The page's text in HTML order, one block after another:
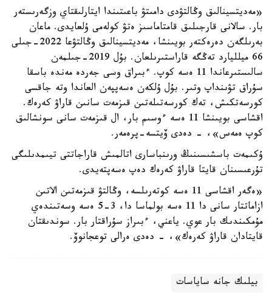
«مەديتسينالىق وڭالتۋدى دامىتۋ باعىتىندا ايتارلىقتاي وزگەرىستەر
بار. سالانى قارجىلىق قامتاماسىز ەتۋ كولەمى ۇلعايدى. ماعان
بەرىلگەن دەرەكتەر بويىنشا، مەديتسينالىق وڭالتۋعا 2022-جىلى
66 ميلليارد تەڭگە قاراستىرىلعان. بۇل 2019-جىلمەن
سالىستىرعاندا 11 ەسە كوپ. ءبىراق وسى جەردە مەندە باسقا
سۇراق تۋىنداپ وتىر. بۇل ۇلكەن ەسەپپەن العاندا وتە جاقسى
كورسەتكىش، تەك كورسەتىلەتىن قىزمەت سانىن قاراۋ كەرەك.
اقشاسى بويىنشا 11 ەسە ءوسىم بار، ال قىزمەت سانى سونشالىق
كوپ ەمەس»، - دەدى ۆيتسە-پرەمەر.
ۇكىمەت باسشىسىنىڭ ورىنباسارى اتالمىش قاراجاتتى تيىمدىلىگى
تۇرعىسىنان قايتا قاراۋ كەرەك دەپ ەسەپتەيدى.
«ەگەر اقشاسى 11 ەسە كوتەرىلسە، وڭالتۋ قىزمەتىن الاتىن
ازاماتتار سانى دا 11 ەسە بولماسا دا، 3-5 ەسە وسەتىندەي
مۇمكىندىك بار عوي. ياعني، ءبىراز سۇراقتار بار. سوندىقتان
قايتادان قاراۋ كەرەك»، - دەدى ەرالى توعجانوۆ.
بيلىك جانە ساياسات